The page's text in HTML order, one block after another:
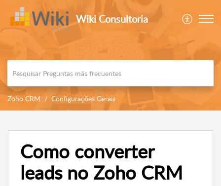
Wiki Consultoria
Zoho CRM Configurações Gerais
Como converter
leads no Zoho CRM